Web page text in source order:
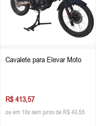
Cavalete para Elevar Moto
R$ 413,57
ou em 10x sem juros de R$ 43,55